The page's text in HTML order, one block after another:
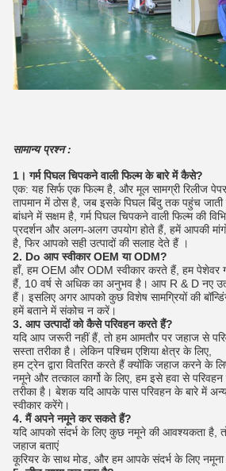
सामान्य प्रश्न :
1। गर्म पिघल चिपकने वाली फिल्म के बारे में कैसे?
एक: यह सिर्फ एक फिल्म है, और मूल सामग्री रिलीज
तापमान में ठोस है, जब इसके पिघल बिंदु तक पहुंच जाती
बांधने में सक्षम है, गर्म पिघल चिपकने वाली फिल्म की
प्रदर्शन और अलग-अलग उपयोग होते हैं, हमें आपकी
है, फिर आपको सही उत्पादों की सलाह देते हैं ।
2. Do आप स्वीकार OEM या ODM?
हाँ, हम OEM और ODM स्वीकार करते हैं, हम पेशेवर
हैं, 10 वर्ष से अधिक का अनुभव है। आप R & D नए
हैं। इसलिए अगर आपको कुछ विशेष सामग्रियों की
हमें बताने में संकोच न करें।
3. आप उत्पादों को कैसे परिवहन करते हैं?
यदि आप जरूरी नहीं हैं, तो हम आमतौर पर जहाज से
सस्ता तरीका है। लेकिन पश्चिम एशिया क्षेत्र के लिए,
हम ट्रेन द्वारा वितरित करते हैं क्योंकि जहाज करने के
नमूने और तत्काल कार्गो के लिए, हम इसे हवा से
तरीका है। बेशक यदि आपके पास परिवहन के बारे में
स्वीकार करेंगे।
4. मैं अपने नमूने कर सकते हैं?
यदि आपको संदर्भ के लिए कुछ नमूने की आवश्यकता है,
जहाज बताएं
कूरियर के साथ मोड, और हम आपके संदर्भ के लिए नमूना